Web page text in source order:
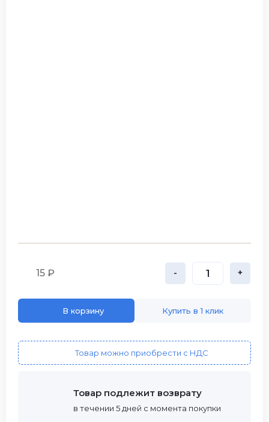
15 ₽ - +
В корзину Купить в 1 клик
Товар можно приобрести с НДС
Товар подлежит возврату
в течении 5 дней с момента покупки